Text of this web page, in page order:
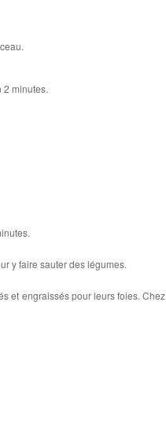
2 minutes.
y faire sauter des légumes.
et engraissés pour leurs foies. Chez